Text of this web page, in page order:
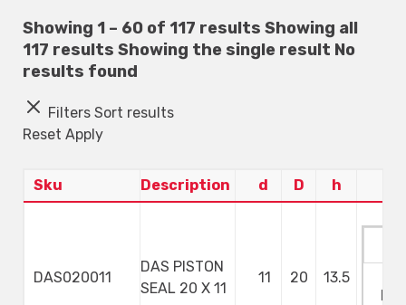
Showing 1 – 60 of 117 results Showing all
117 results Showing the single result No
results found
Filters Sort results
Reset Apply
Sku Description d D h
DAS020011
DAS PISTON
SEAL 20 X 11
11 20 13.5